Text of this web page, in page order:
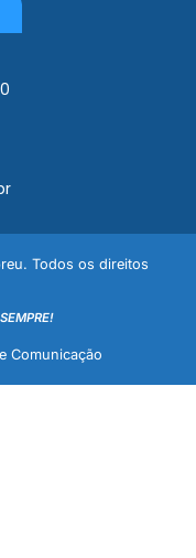
Todos os direitos
Comunicação